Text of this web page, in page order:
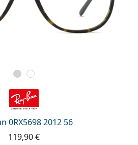
0RX5698 2012 56
119,90 €